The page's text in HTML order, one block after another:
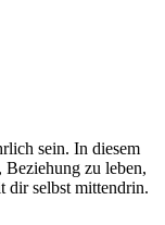
sein. In diesem
zu leben,
dir selbst mittendrin.